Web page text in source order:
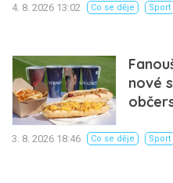
4. 8. 2026 13:02 Co se děje Sport
nové
3. 8. 2026 18:46 Co se děje Sport